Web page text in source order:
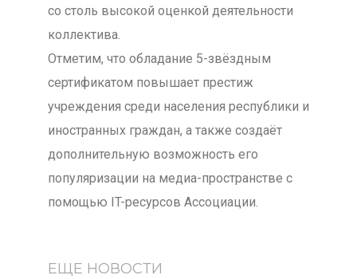
со столь высокой оценкой деятельности
коллектива.
Отметим, что обладание 5-звёздным
сертификатом повышает престиж
учреждения среди населения республики и
иностранных граждан, а также создаёт
дополнительную возможность его
популяризации на медиа-пространстве с
помощью IT-ресурсов Ассоциации.
ЕЩЕ НОВОСТИ